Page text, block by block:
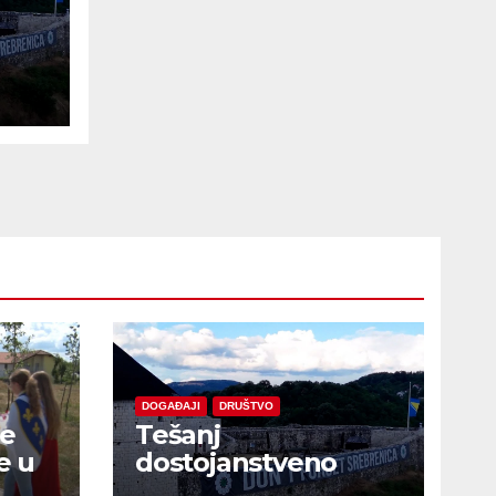
u
DOGAĐAJI DRUŠTVO
Tešanj
dostojanstveno